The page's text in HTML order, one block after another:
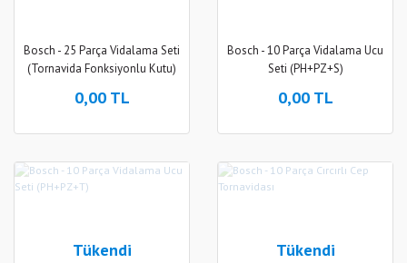
Bosch - 25 Parça Vidalama Seti
(Tornavida Fonksiyonlu Kutu)
0,00 TL
Bosch - 10 Parça Vidalama Ucu
Seti (PH+PZ+S)
0,00 TL
Tükendi Tükendi